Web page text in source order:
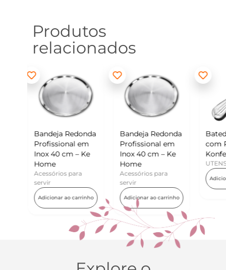
Produtos
relacionados
Bandeja Redonda
Profissional em
Inox 40 cm – Ke
Home
Acessórios para
servir
Adicionar ao carrinho
Batedor de Ovos
com Raspador –
Konfektt
UTENSÍLIOS
Adicionar ao carrinho